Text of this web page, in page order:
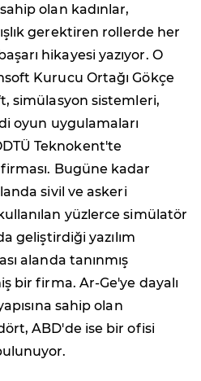
olan kadınlar,
gerektiren rollerde her
hikayesi yazıyor. O
Kurucu Ortağı Gökçe
simülasyon sistemleri,
oyun uygulamaları
Teknokent'te
Bugüne kadar
sivil ve askeri
yüzlerce simülatör
geliştirdiği yazılım
alanda tanınmış
bir firma. Ar-Ge'ye dayalı
sahip olan
ABD'de ise bir ofisi